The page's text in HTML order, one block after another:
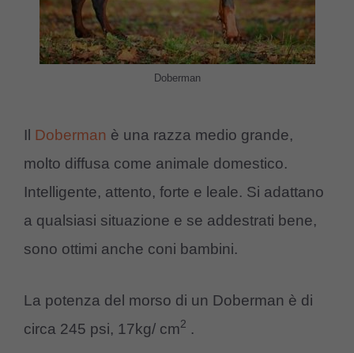
Doberman
Il Doberman è una razza medio grande,
molto diffusa come animale domestico.
Intelligente, attento, forte e leale. Si adattano
a qualsiasi situazione e se addestrati bene,
sono ottimi anche coni bambini.
La potenza del morso di un Doberman è di
circa 245 psi, 17kg/ cm2 .